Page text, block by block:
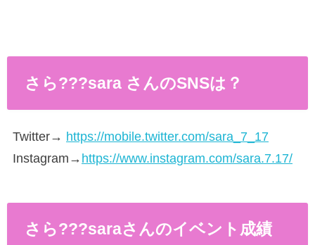
さら???sara さんのSNSは？
Twitter→ https://mobile.twitter.com/sara_7_17
Instagram→ https://www.instagram.com/sara.7.17/
さら???saraさんのイベント成績